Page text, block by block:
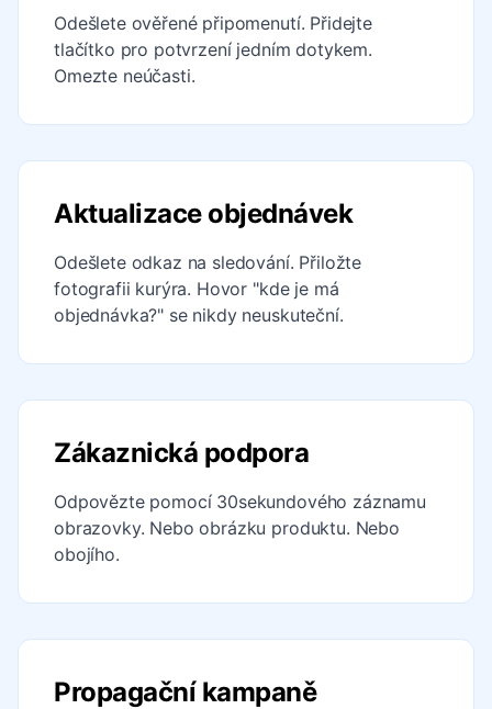
Odešlete ověřené připomenutí. Přidejte
tlačítko pro potvrzení jedním dotykem.
Omezte neúčasti.
Aktualizace objednávek
Odešlete odkaz na sledování. Přiložte
fotografii kurýra. Hovor "kde je má
objednávka?" se nikdy neuskuteční.
Zákaznická podpora
Odpovězte pomocí 30sekundového záznamu
obrazovky. Nebo obrázku produktu. Nebo
obojího.
Propagační kampaně